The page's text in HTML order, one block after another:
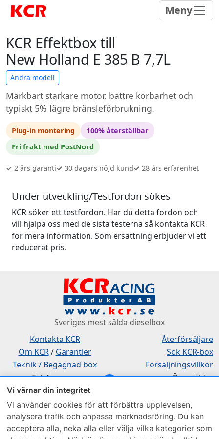
Vi värnar din integritet
Vi använder cookies för att förbättra upplevelsen,
analysera trafik och anpassa marknadsföring. Du kan
acceptera alla, neka alla eller välja vilka kategorier som
Meny
KCR Effektbox till
New Holland E 385 B 7,7L
Ändra modell
Märkbart starkare motor, bättre körbarhet och
typiskt 5% lägre bränsleförbrukning.
Plug-in montering
100% återställbar
Fri frakt med PostNord
✓ 2 års garanti✓ 30 dagars nöjd kund✓ 28 års erfarenhet
Under utveckling/Testfordon sökes
KCR söker ett testfordon. Har du detta fordon och
vill hjälpa oss med de sista testerna så kontakta KCR
för mera information. Som ersättning erbjuder vi ett
reducerat pris.
Sveriges mest sålda dieselbox
Kontakta KCR
Om KCR/ Garantier
Teknik / Begagnad box
Återförsäljare
Sök KCR-box
Försäljningsvillkor
Telefon
0515-801 50
Öppettider
Fredag 8:00-11:30